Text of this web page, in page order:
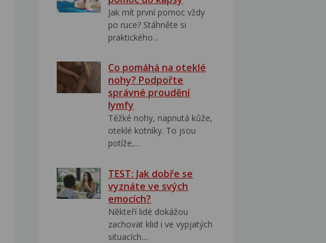
Jak mít první pomoc vždy
po ruce? Stáhněte si
praktického...
Co pomáhá na oteklé
nohy? Podpořte
správné proudění
lymfy
Těžké nohy, napnutá kůže,
oteklé kotníky. To jsou
potíže,...
TEST: Jak dobře se
vyznáte ve svých
emocích?
Někteří lidé dokážou
zachovat klid i ve vypjatých
situacích....